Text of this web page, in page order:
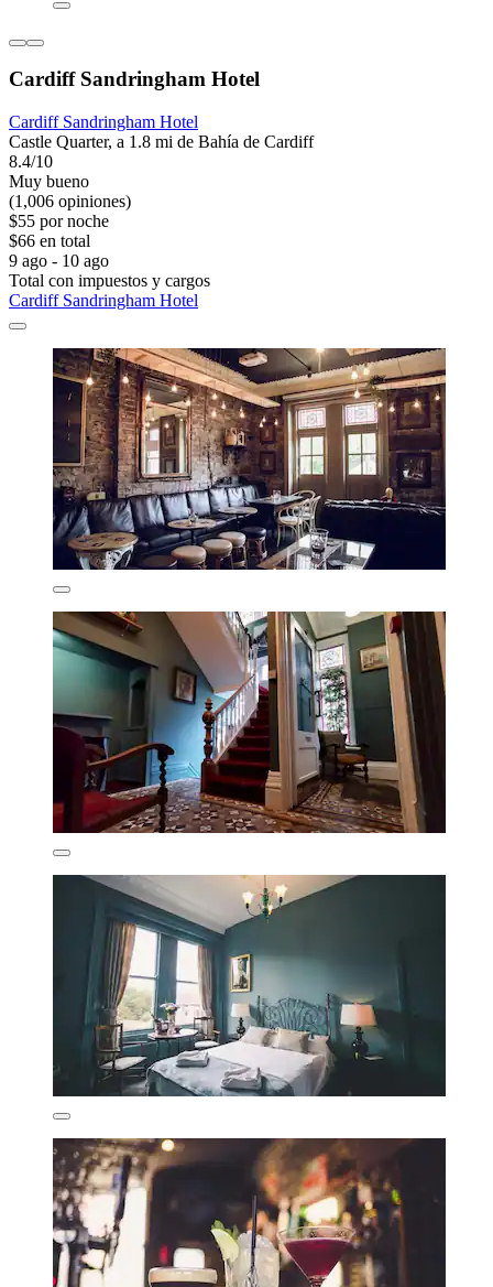
Cardiff Sandringham Hotel
Cardiff Sandringham Hotel
Castle Quarter, a 1.8 mi de Bahía de Cardiff
8.4/10
Muy bueno
(1,006 opiniones)
$55 por noche
$66 en total
9 ago - 10 ago
Total con impuestos y cargos
Cardiff Sandringham Hotel